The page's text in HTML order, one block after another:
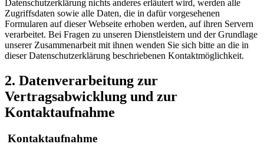
Datenschutzerklärung nichts anderes erläutert wird, werden alle
Zugriffsdaten sowie alle Daten, die in dafür vorgesehenen
Formularen auf dieser Webseite erhoben werden, auf ihren Servern
verarbeitet. Bei Fragen zu unseren Dienstleistern und der Grundlage
unserer Zusammenarbeit mit ihnen wenden Sie sich bitte an die in
dieser Datenschutzerklärung beschriebenen Kontaktmöglichkeit.
2. Datenverarbeitung zur
Vertragsabwicklung und zur
Kontaktaufnahme
Kontaktaufnahme